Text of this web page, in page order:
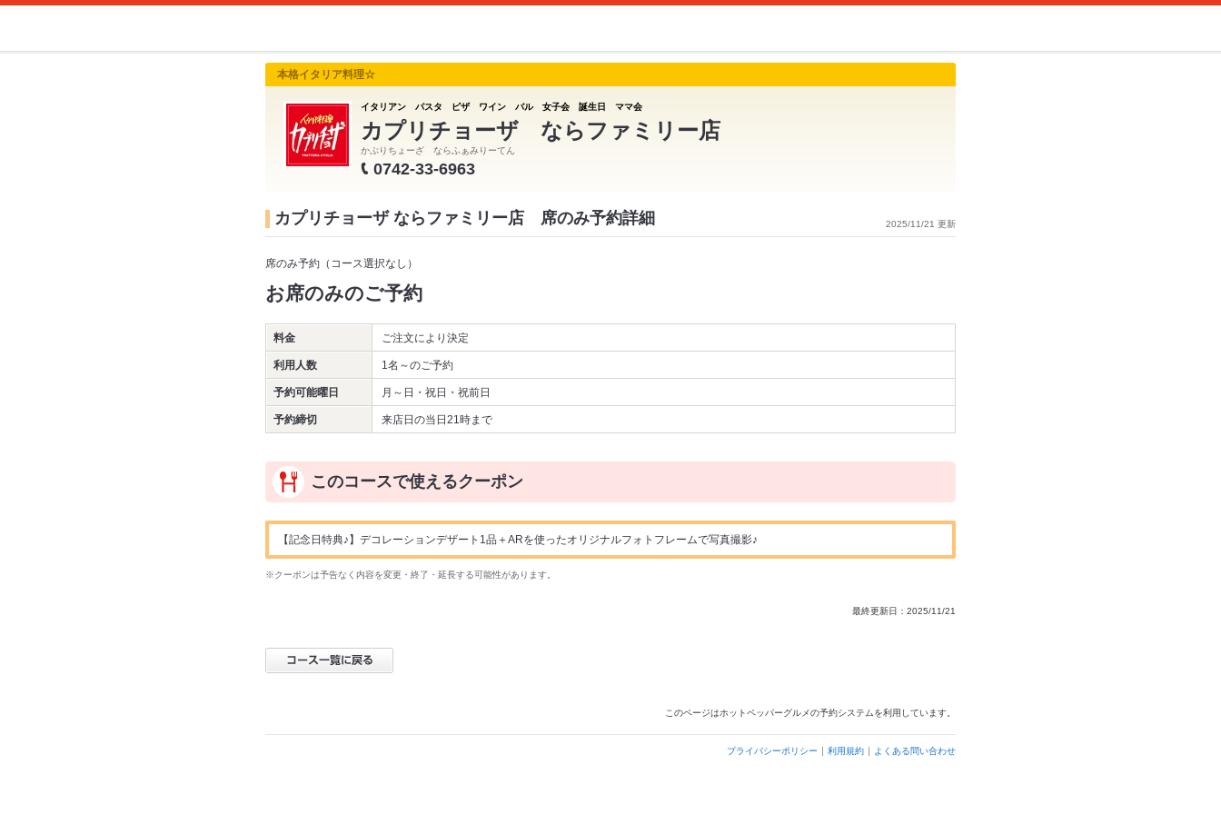
本格イタリア料理☆
イタリアン パスタ ピザ ワイン バル 女子会 誕生日 ママ会
カプリチョーザ ならファミリー店
かぷりちょーざ ならふぁみりーてん
0742-33-6963
2025/11/21 更新
カプリチョーザ ならファミリー店 席のみ予約詳細
席のみ予約（コース選択なし）
お席のみのご予約
料金 ご注文により決定
利用人数 1名～のご予約
予約可能曜日 月～日・祝日・祝前日
予約締切 来店日の当日21時まで
このコースで使えるクーポン
【記念日特典♪】デコレーションデザート1品＋ARを使ったオリジナルフォトフレームで写真撮影♪
※クーポンは予告なく内容を変更・終了・延長する可能性があります。
最終更新日：2025/11/21
このページはホットペッパーグルメの予約システムを利用しています。
プライバシーポリシー 利用規約 よくある問い合わせ